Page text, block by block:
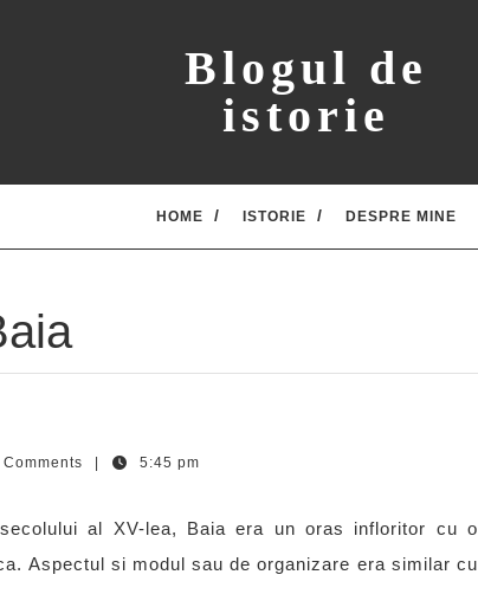
Blogul de
istorie
HOME ISTORIE DESPRE MINE
Comments 5:45 pm
al XV-lea, Baia era un oras infloritor cu o
Aspectul si modul sau de organizare era similar cu